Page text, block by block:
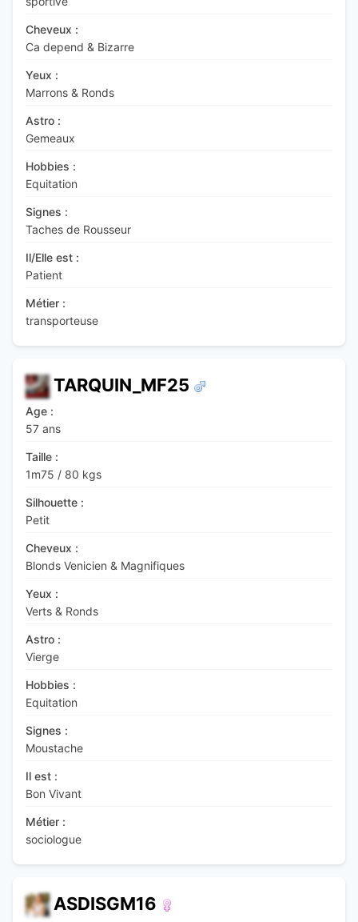
Cheveux :
Ca depend & Bizarre
Yeux :
Marrons & Ronds
Astro :
Gemeaux
Hobbies :
Equitation
Signes :
Taches de Rousseur
Il/Elle est :
Patient
Métier :
transporteuse
TARQUIN_MF25
Age :
57 ans
Taille :
1m75 / 80 kgs
Silhouette :
Petit
Cheveux :
Blonds Venicien & Magnifiques
Yeux :
Verts & Ronds
Astro :
Vierge
Hobbies :
Equitation
Signes :
Moustache
Il est :
Bon Vivant
Métier :
sociologue
ASDISGM16